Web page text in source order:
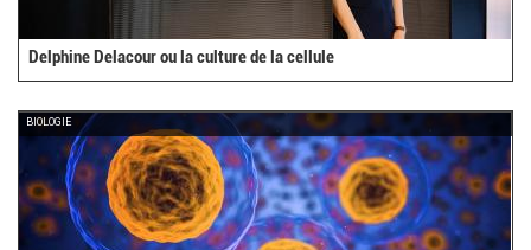
Delphine Delacour ou la culture de la cellule
BIOLOGIE